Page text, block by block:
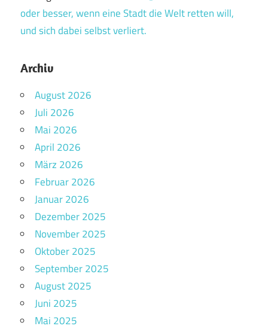
oder besser, wenn eine Stadt die Welt retten will,
und sich dabei selbst verliert.
Archiv
August 2026
Juli 2026
Mai 2026
April 2026
März 2026
Februar 2026
Januar 2026
Dezember 2025
November 2025
Oktober 2025
September 2025
August 2025
Juni 2025
Mai 2025